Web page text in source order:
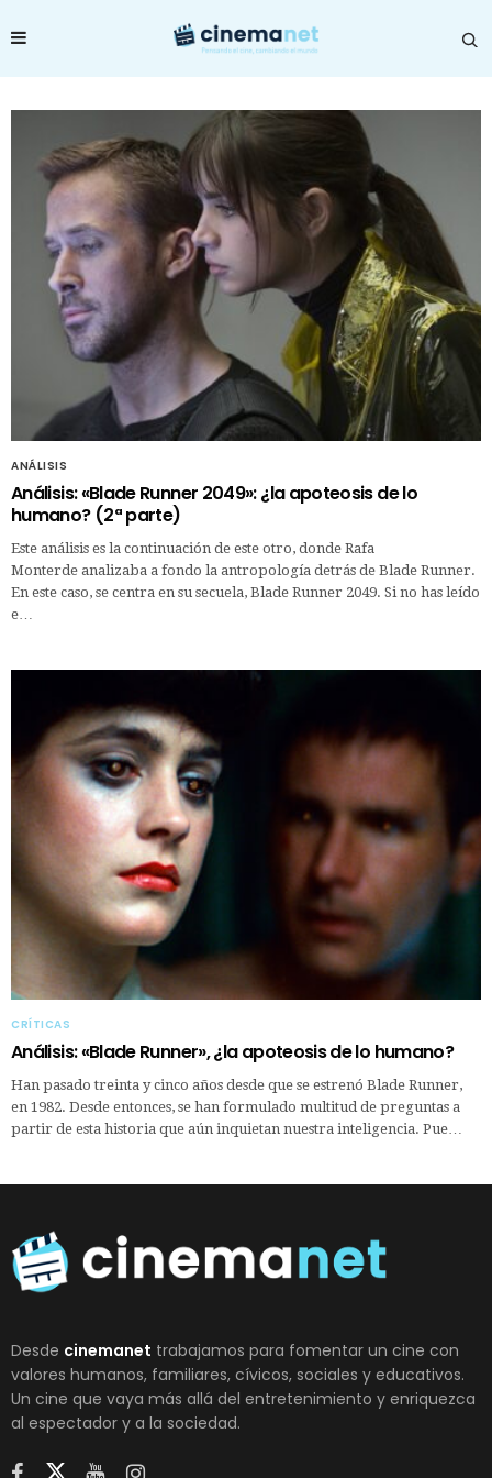
ANÁLISIS
Análisis: «Blade Runner 2049»: ¿la apoteosis de lo
humano? (2ª parte)
Este análisis es la continuación de este otro, donde Rafa
Monterde analizaba a fondo la antropología detrás de Blade Runner.
En este caso, se centra en su secuela, Blade Runner 2049. Si no has leído
e…
CRÍTICAS
Análisis: «Blade Runner», ¿la apoteosis de lo humano?
Han pasado treinta y cinco años desde que se estrenó Blade Runner,
en 1982. Desde entonces, se han formulado multitud de preguntas a
partir de esta historia que aún inquietan nuestra inteligencia. Pue…
Desde cinemanet trabajamos para fomentar un cine con
valores humanos, familiares, cívicos, sociales y educativos.
Un cine que vaya más allá del entretenimiento y enriquezca
al espectador y a la sociedad.